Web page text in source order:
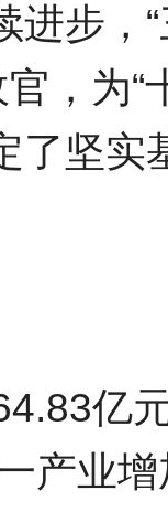
进步，
官，为
了坚实
亿
产业